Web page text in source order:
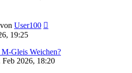
von User100
19:25
Gleis Weichen?
Feb 2026, 18:20